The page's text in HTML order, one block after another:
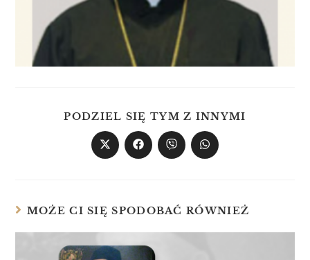
PODZIEL SIĘ TYM Z INNYMI
MOŻE CI SIĘ SPODOBAĆ RÓWNIEŻ